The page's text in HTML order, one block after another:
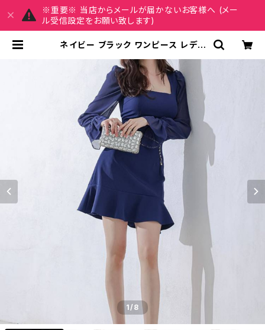
※重要※ 当店からメールが届かないお客様へ (メー
ル受信設定をお願い致します)
ネイビー ブラック ワンピース レディ
スクエアネック タイトワンピース 上
品 きれいめ フォーマル お呼ばれ 韓
国風 春 夏 秋 冬 20代 30代 40代
通勤 オフィス デート パーティー 高見
え 着痩せ エレガント トレンド 人気
大人フェミニン C-OSS0145 | REI
RSE レイルセ 20代,30代,40代 レ
ディースファッション 通販
1/8